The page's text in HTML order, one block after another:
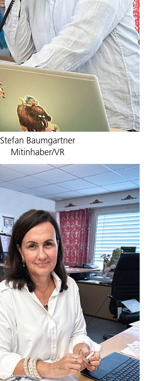
Stefan Baumgartner
Mitinhaber/VR